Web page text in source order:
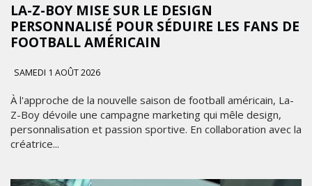
LA-Z-BOY MISE SUR LE DESIGN
PERSONNALISÉ POUR SÉDUIRE LES FANS DE
FOOTBALL AMÉRICAIN
SAMEDI 1 AOÛT 2026
À l'approche de la nouvelle saison de football américain, La-
Z-Boy dévoile une campagne marketing qui mêle design,
personnalisation et passion sportive. En collaboration avec la
créatrice...